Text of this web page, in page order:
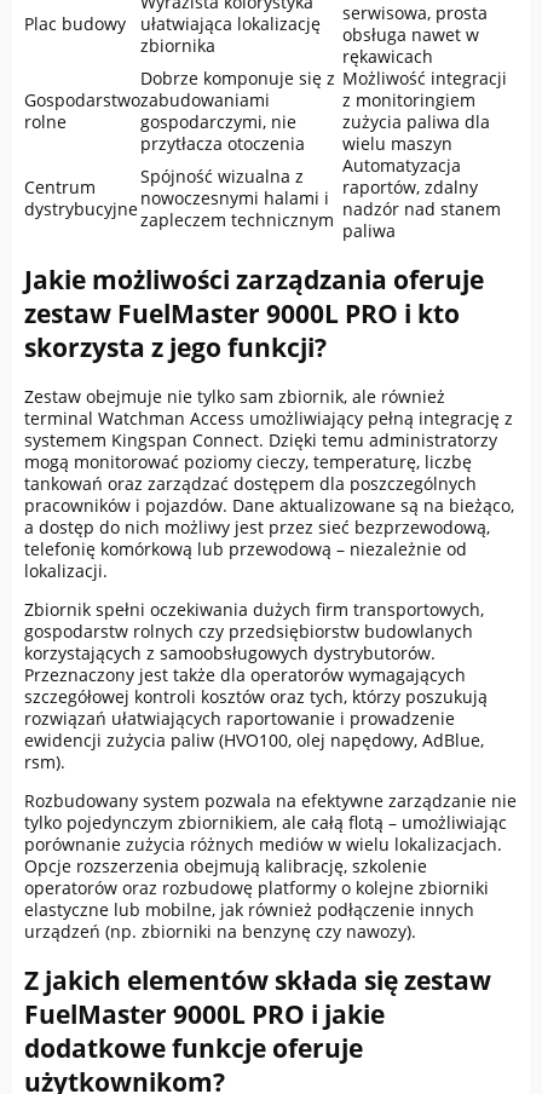
Plac budowy
ułatwiająca lokalizację
zbiornika
serwisowa, prosta
obsługa nawet w
rękawicach
Gospodarstwo
rolne
Dobrze komponuje się z
zabudowaniami
gospodarczymi, nie
przytłacza otoczenia
Możliwość integracji
z monitoringiem
zużycia paliwa dla
wielu maszyn
Centrum
dystrybucyjne
Spójność wizualna z
nowoczesnymi halami i
zapleczem technicznym
Automatyzacja
raportów, zdalny
nadzór nad stanem
paliwa
Jakie możliwości zarządzania oferuje
zestaw FuelMaster 9000L PRO i kto
skorzysta z jego funkcji?
Zestaw obejmuje nie tylko sam zbiornik, ale również
terminal Watchman Access umożliwiający pełną integrację z
systemem Kingspan Connect. Dzięki temu administratorzy
mogą monitorować poziomy cieczy, temperaturę, liczbę
tankowań oraz zarządzać dostępem dla poszczególnych
pracowników i pojazdów. Dane aktualizowane są na bieżąco,
a dostęp do nich możliwy jest przez sieć bezprzewodową,
telefonię komórkową lub przewodową – niezależnie od
lokalizacji.
Zbiornik spełni oczekiwania dużych firm transportowych,
gospodarstw rolnych czy przedsiębiorstw budowlanych
korzystających z samoobsługowych dystrybutorów.
Przeznaczony jest także dla operatorów wymagających
szczegółowej kontroli kosztów oraz tych, którzy poszukują
rozwiązań ułatwiających raportowanie i prowadzenie
ewidencji zużycia paliw (HVO100, olej napędowy, AdBlue,
rsm).
Rozbudowany system pozwala na efektywne zarządzanie nie
tylko pojedynczym zbiornikiem, ale całą flotą – umożliwiając
porównanie zużycia różnych mediów w wielu lokalizacjach.
Opcje rozszerzenia obejmują kalibrację, szkolenie
operatorów oraz rozbudowę platformy o kolejne zbiorniki
elastyczne lub mobilne, jak również podłączenie innych
urządzeń (np. zbiorniki na benzynę czy nawozy).
Z jakich elementów składa się zestaw
FuelMaster 9000L PRO i jakie
dodatkowe funkcje oferuje
użytkownikom?